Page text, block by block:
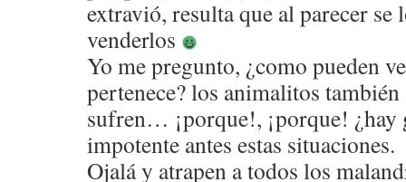
extravió, resulta que al parecer se
venderlos
Yo me pregunto, ¿como pueden
pertenece? los animalitos
sufren… ¡porque!, ¡porque! ¿hay
impotente antes estas situaciones.
Ojalá y atrapen a todos los